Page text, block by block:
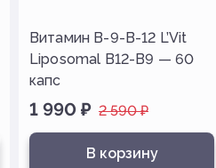
Витамин B-9-B-12 L’Vit
Liposomal B12-B9 — 60
капс
1 990 ₽ 2 590₽
В корзину